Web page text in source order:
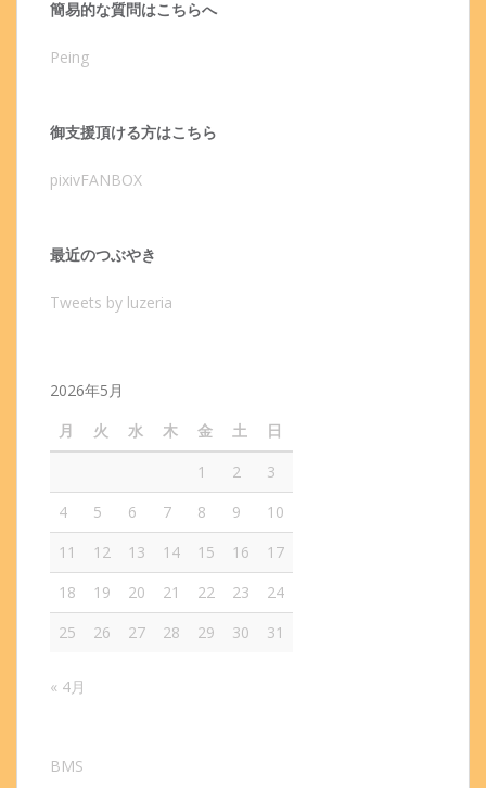
簡易的な質問はこちらへ
Peing
御支援頂ける方はこちら
pixivFANBOX
最近のつぶやき
Tweets by luzeria
2026年5月
月
火 水 木 金 土
日
1
2
3
4
5 6 7 8 9
10
11
12 13 14 15 16
17
18
19 20 21 22 23
24
25
26 27 28 29 30 31
« 4月
BMS